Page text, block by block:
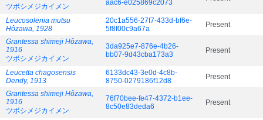
ツボシメジカイメン
aac6-e025869c2073
Leucosolenia mutsu
Hôzawa, 1928
20c1a556-27f7-433d-bf6e-
5f8f00c9a67a
Present
Grantessa shimeji Hôzawa,
1916
ツボシメジカイメン
3da925e7-876e-4b26-
bb07-9d43cba173a3
Present
Leucetta chagosensis
Dendy, 1913
6133dc43-3e0d-4c8b-
8750-0279186f12d8
Present
Grantessa shimeji Hôzawa,
1916
ツボシメジカイメン
76f70bee-fe47-4372-b1ee-
8c50e83deda6
Present